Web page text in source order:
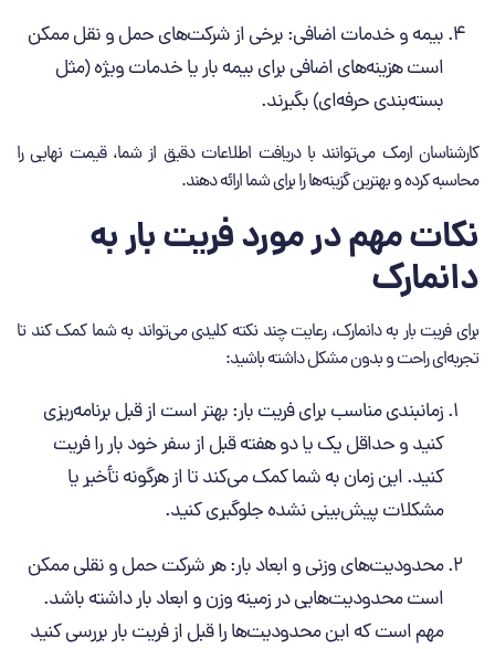
بیمه و خدمات اضافی: برخی از شرکت‌های حمل ‌و نقل ممکن
است هزینه‌های اضافی برای بیمه بار یا خدمات ویژه (مثل
بسته‌بندی حرفه‌ای) بگیرند.
کارشناسان ارمک می‌توانند با دریافت اطلاعات دقیق از شما، قیمت نهایی را
محاسبه کرده و بهترین گزینه‌ها را برای شما ارائه دهند.
نکات مهم در مورد فریت بار به
دانمارک
برای فریت بار به دانمارک، رعایت چند نکته کلیدی می‌تواند به شما کمک کند تا
تجربه‌ای راحت و بدون مشکل داشته باشید:
زمانبندی مناسب برای فریت بار: بهتر است از قبل برنامه‌ریزی
کنید و حداقل یک یا دو هفته قبل از سفر خود بار را فریت
کنید. این زمان به شما کمک می‌کند تا از هرگونه تأخیر یا
مشکلات پیش‌بینی‌ نشده جلوگیری کنید.
محدودیت‌های وزنی و ابعاد بار: هر شرکت حمل ‌و نقلی ممکن
است محدودیت‌هایی در زمینه وزن و ابعاد بار داشته باشد.
مهم است که این محدودیت‌ها را قبل از فریت بار بررسی کنید